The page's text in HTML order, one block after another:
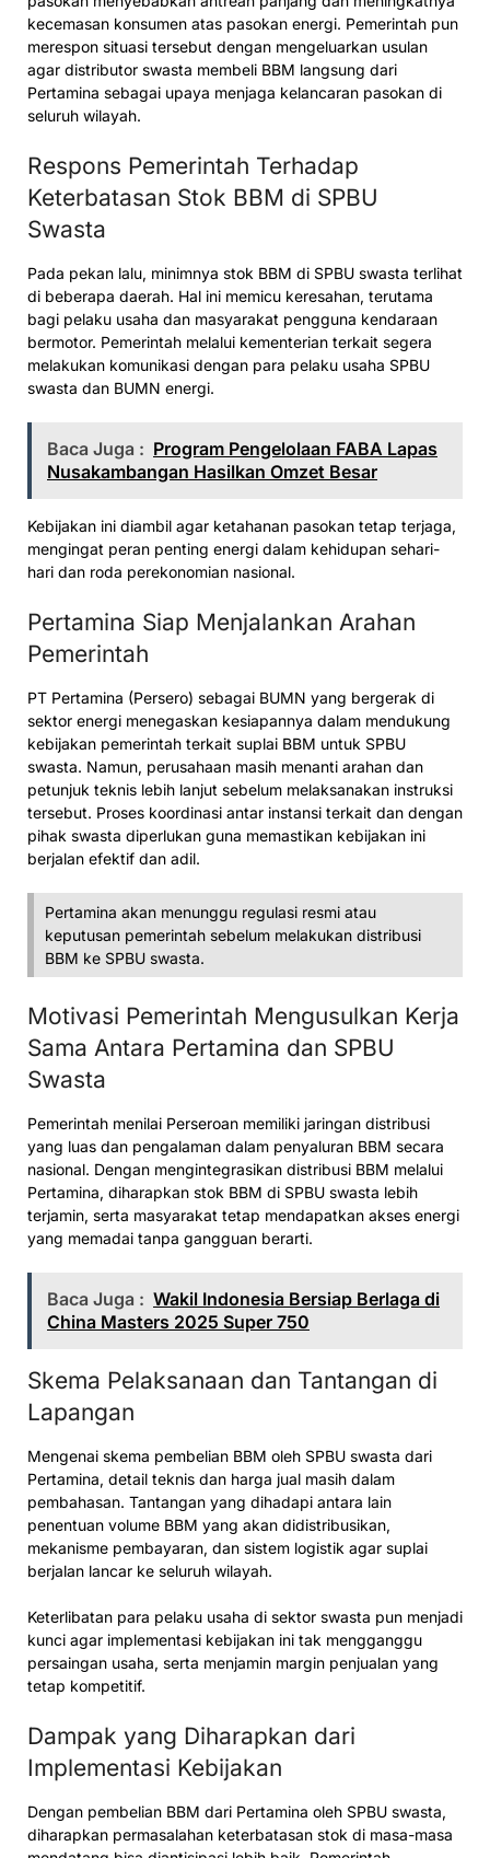
kecemasan konsumen atas pasokan energi. Pemerintah pun
merespon situasi tersebut dengan mengeluarkan usulan
agar distributor swasta membeli BBM langsung dari
Pertamina sebagai upaya menjaga kelancaran pasokan di
seluruh wilayah.
Respons Pemerintah Terhadap
Keterbatasan Stok BBM di SPBU
Swasta
Pada pekan lalu, minimnya stok BBM di SPBU swasta terlihat
di beberapa daerah. Hal ini memicu keresahan, terutama
bagi pelaku usaha dan masyarakat pengguna kendaraan
bermotor. Pemerintah melalui kementerian terkait segera
melakukan komunikasi dengan para pelaku usaha SPBU
swasta dan BUMN energi.
Baca Juga : Program Pengelolaan FABA Lapas
Nusakambangan Hasilkan Omzet Besar
Kebijakan ini diambil agar ketahanan pasokan tetap terjaga,
mengingat peran penting energi dalam kehidupan sehari-
hari dan roda perekonomian nasional.
Pertamina Siap Menjalankan Arahan
Pemerintah
PT Pertamina (Persero) sebagai BUMN yang bergerak di
sektor energi menegaskan kesiapannya dalam mendukung
kebijakan pemerintah terkait suplai BBM untuk SPBU
swasta. Namun, perusahaan masih menanti arahan dan
petunjuk teknis lebih lanjut sebelum melaksanakan instruksi
tersebut. Proses koordinasi antar instansi terkait dan dengan
pihak swasta diperlukan guna memastikan kebijakan ini
berjalan efektif dan adil.
Pertamina akan menunggu regulasi resmi atau
keputusan pemerintah sebelum melakukan distribusi
BBM ke SPBU swasta.
Motivasi Pemerintah Mengusulkan Kerja
Sama Antara Pertamina dan SPBU
Swasta
Pemerintah menilai Perseroan memiliki jaringan distribusi
yang luas dan pengalaman dalam penyaluran BBM secara
nasional. Dengan mengintegrasikan distribusi BBM melalui
Pertamina, diharapkan stok BBM di SPBU swasta lebih
terjamin, serta masyarakat tetap mendapatkan akses energi
yang memadai tanpa gangguan berarti.
Baca Juga : Wakil Indonesia Bersiap Berlaga di
China Masters 2025 Super 750
Skema Pelaksanaan dan Tantangan di
Lapangan
Mengenai skema pembelian BBM oleh SPBU swasta dari
Pertamina, detail teknis dan harga jual masih dalam
pembahasan. Tantangan yang dihadapi antara lain
penentuan volume BBM yang akan didistribusikan,
mekanisme pembayaran, dan sistem logistik agar suplai
berjalan lancar ke seluruh wilayah.
Keterlibatan para pelaku usaha di sektor swasta pun menjadi
kunci agar implementasi kebijakan ini tak mengganggu
persaingan usaha, serta menjamin margin penjualan yang
tetap kompetitif.
Dampak yang Diharapkan dari
Implementasi Kebijakan
Dengan pembelian BBM dari Pertamina oleh SPBU swasta,
diharapkan permasalahan keterbatasan stok di masa-masa